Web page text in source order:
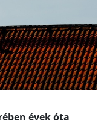
évek óta